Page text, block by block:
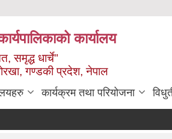
कार्यालय
समृद्ध धार्चे"
गण्डकी प्रदेश, नेपाल
कार्यक्रम तथा परियोजना